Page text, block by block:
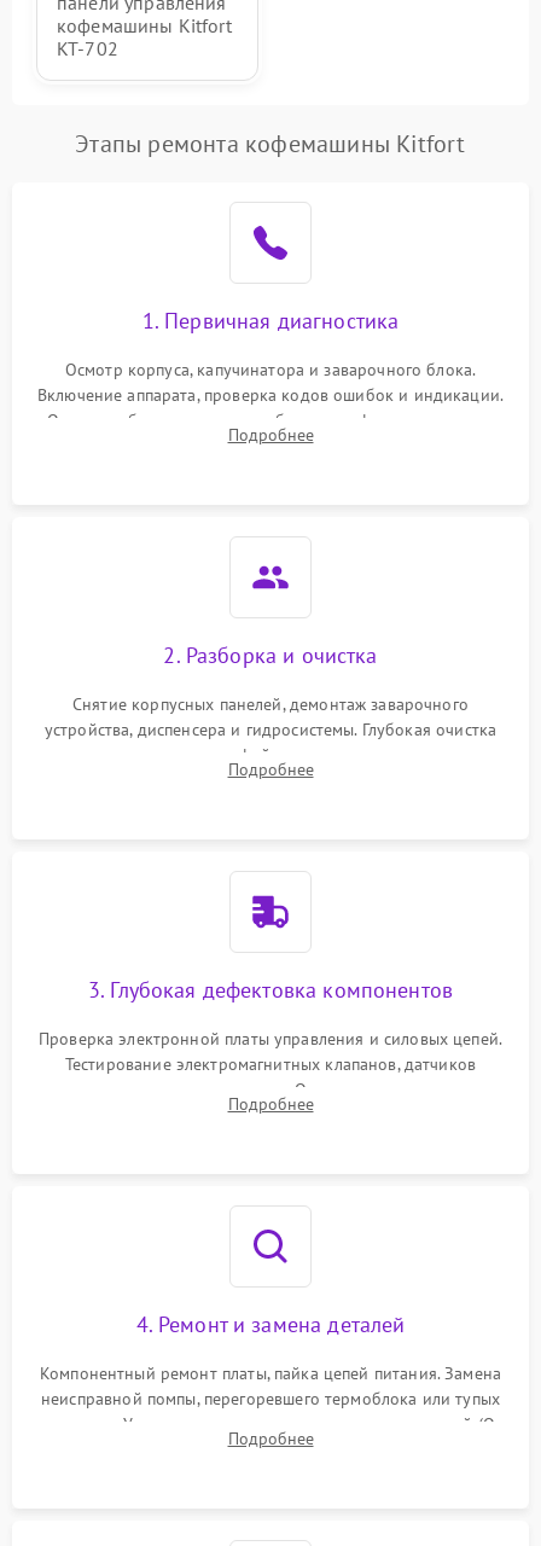
кофемашины Kitfort
KT-702
Этапы ремонта кофемашины Kitfort
1. Первичная диагностика
Осмотр корпуса, капучинатора и заварочного блока.
Включение аппарата, проверка кодов ошибок и индикации.
Оценка работы помпы, термоблока и кофемолки на слух.
Измерение температуры и давления воды для выявления
Подробнее
2. Разборка и очистка
Снятие корпусных панелей, демонтаж заварочного
устройства, диспенсера и гидросистемы. Глубокая очистка
внутренних узлов от кофейных масел, жмыха и накипи.
Промывка дренажных каналов и фильтров с использованием
Подробнее
3. Глубокая дефектовка компонентов
Проверка электронной платы управления и силовых цепей.
Тестирование электромагнитных клапанов, датчиков
температуры и расходомера. Оценка степени износа
жерновов кофемолки, уплотнительных колец гидросистемы
Подробнее
4. Ремонт и замена деталей
Компонентный ремонт платы, пайка цепей питания. Замена
неисправной помпы, перегоревшего термоблока или тупых
жерновов. Установка новых силиконовых уплотнителей (O-
ring) и тефлоновых трубок для надежного устранения
Подробнее